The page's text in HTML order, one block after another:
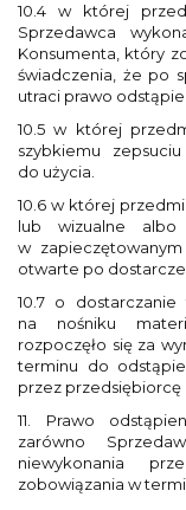
10.4 w której
Sprzedawca
Konsumenta, który
świadczenia, że po
utraci prawo
10.5 w której
szybkiemu
do użycia.
10.6 w której
lub wizualne albo
w
otwarte po
10.7 o
na nośniku
rozpoczęło się za
terminu do
przez przedsiębiorcę
11. Prawo
zarówno
niewykonania
zobowiązania w